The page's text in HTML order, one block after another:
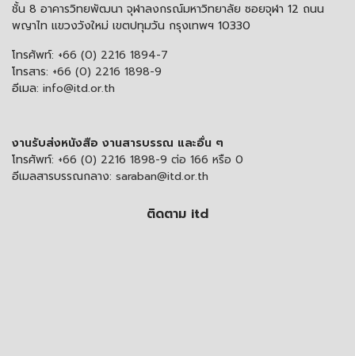
ชั้น 8 อาคารวิทยพัฒนา จุฬาลงกรณ์มหาวิทยาลัย ซอยจุฬา 12 ถนน
พญาไท แขวงวังใหม่ เขตปทุมวัน กรุงเทพฯ 10330
โทรศัพท์: +66 (0) 2216 1894-7
โทรสาร: +66 (0) 2216 1898-9
อีเมล: info@itd.or.th
งานรับส่งหนังสือ งานสารบรรณ และอื่น ๆ
โทรศัพท์: +66 (0) 2216 1898-9 ต่อ 166 หรือ 0
อีเมลสารบรรณกลาง: saraban@itd.or.th
ติดตาม itd